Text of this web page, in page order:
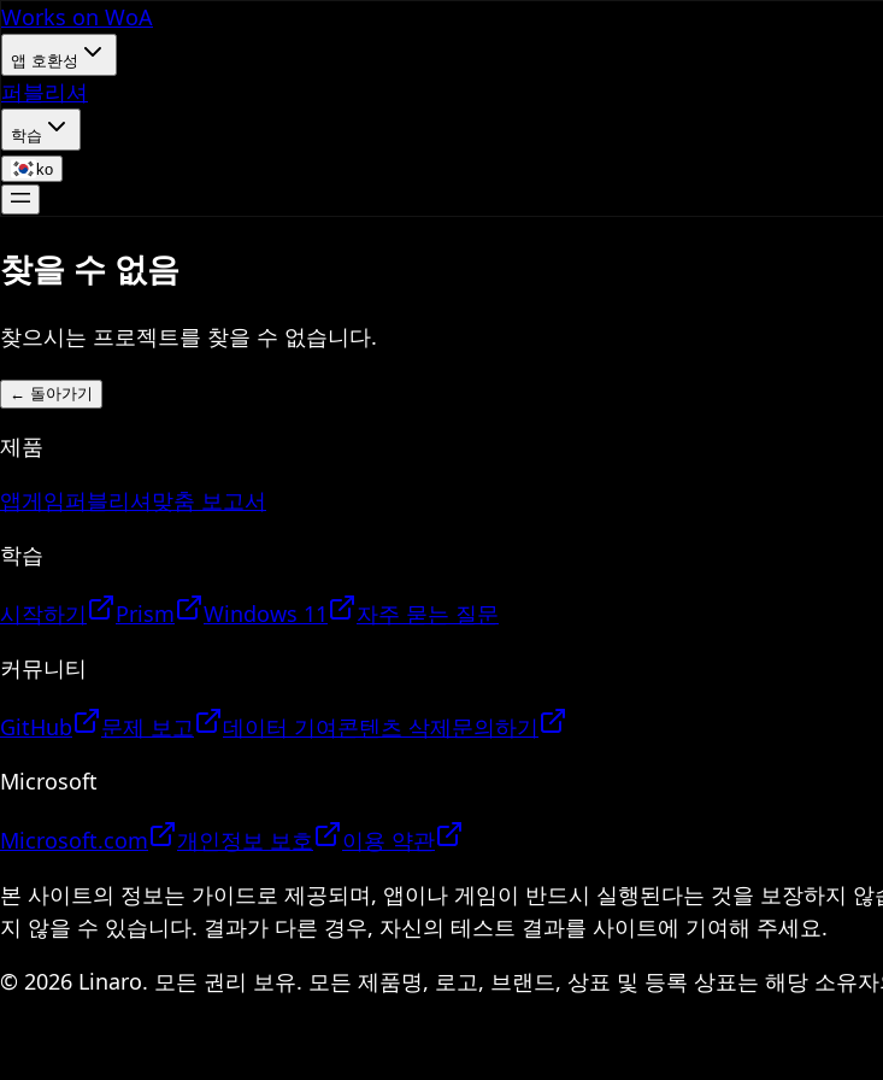
Works on WoA
앱 호환성
퍼블리셔
학습
ko
찾을 수 없음
찾으시는 프로젝트를 찾을 수 없습니다.
← 돌아가기
제품
앱게임퍼블리셔맞춤 보고서
학습
시작하기 Prism Windows 11
자주 묻는 질문
커뮤니티
GitHub 문제 보고 데이터 기여콘텐츠 삭제문의하기
Microsoft
Microsoft.com 개인정보 보호
이용 약관
본 사이트의 정보는 가이드로 제공되며, 앱이나 게임이 반드시 실행된다는 것을 보장하지
지 않을 수 있습니다. 결과가 다른 경우, 자신의 테스트 결과를 사이트에 기여해 주세요.
© 2026 Linaro. 모든 권리 보유. 모든 제품명, 로고, 브랜드, 상표 및 등록 상표는 해당 소유